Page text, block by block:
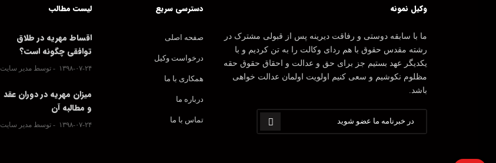
لیست مطالب
اقساط مهریه در طلاق
توافقی چگونه است؟
۱۳۹۸-۰۷-۲۴ توسط مدیر سایت
میزان مهریه در دوران عقد
و مطالبه آن
۱۳۹۸-۰۷-۲۴ توسط مدیر سایت
دسترسی سریع
صفحه اصلی
درخواست وکیل
همکاری با ما
درباره ما
تماس با ما
وکیل نمونه
ما با سابقه دوستی و رفاقت دیرینه پس از قبولی مشترک در
رشته مقدس حقوق با هم ردای وکالت را به تن کردیم و با
یکدیگر عهد بستیم جز برای حق و عدالت و احقاق حقوق حقه
مظلوم نکوشیم و سعی کنیم اولویت اولمان عدالت خواهی
باشد.